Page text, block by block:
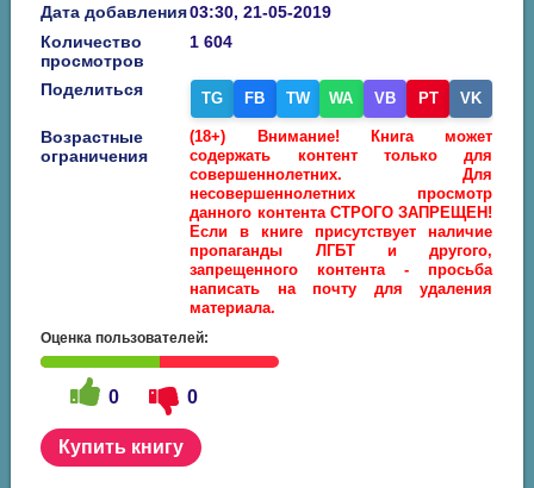
Дата добавления03:30, 21-05-2019
Количество
просмотров
1 604
Поделиться TG FB TW WA VB PT VK
Возрастные
ограничения
(18+) Внимание! Книга может
содержать контент только для
совершеннолетних. Для
несовершеннолетних просмотр
данного контента СТРОГО ЗАПРЕЩЕН!
Если в книге присутствует наличие
пропаганды ЛГБТ и другого,
запрещенного контента - просьба
написать на почту для удаления
материала.
Оценка пользователей:
0 0
Купить книгу